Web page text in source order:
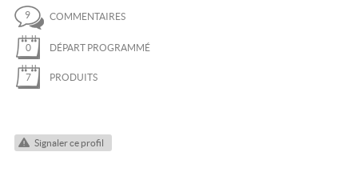
9 COMMENTAIRES
0 DÉPART PROGRAMMÉ
7 PRODUITS
Signaler ce profil